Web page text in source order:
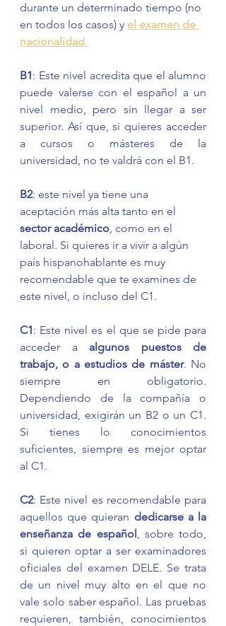
durante un determinado tiempo (no
en todos los casos) y el examen de
nacionalidad.
B1: Este nivel acredita que el alumno
puede valerse con el español a un
nivel medio, pero sin llegar a ser
superior. Así que, si quieres acceder
a cursos o másteres de la
universidad, no te valdrá con el B1.
B2: este nivel ya tiene una
aceptación más alta tanto en el
sector académico, como en el
laboral. Si quieres ir a vivir a algún
país hispanohablante es muy
recomendable que te examines de
este nivel, o incluso del C1.
C1: Este nivel es el que se pide para
acceder a algunos puestos de
trabajo, o a estudios de máster. No
siempre en obligatorio.
Dependiendo de la compañía o
universidad, exigirán un B2 o un C1.
Si tienes lo conocimientos
suficientes, siempre es mejor optar
al C1.
C2: Este nivel es recomendable para
aquellos que quieran dedicarse a la
enseñanza de español, sobre todo,
si quieren optar a ser examinadores
oficiales del examen DELE. Se trata
de un nivel muy alto en el que no
vale solo saber español. Las pruebas
requieren, también, conocimientos